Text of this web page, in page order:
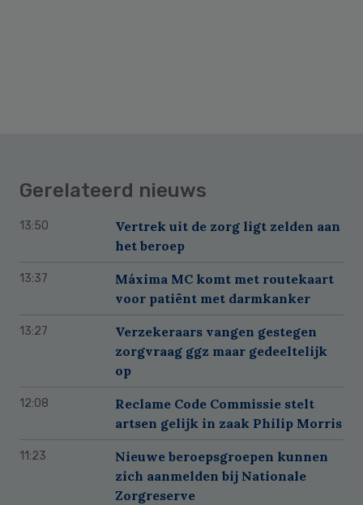
Gerelateerd nieuws
13:50
Vertrek uit de zorg ligt zelden aan
het beroep
13:37
Máxima MC komt met routekaart
voor patiënt met darmkanker
13:27
Verzekeraars vangen gestegen
zorgvraag ggz maar gedeeltelijk
op
12:08
Reclame Code Commissie stelt
artsen gelijk in zaak Philip Morris
11:23
Nieuwe beroepsgroepen kunnen
zich aanmelden bij Nationale
Zorgreserve